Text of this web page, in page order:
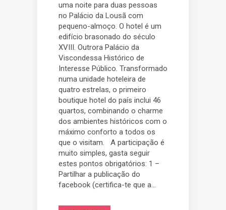
uma noite para duas pessoas
no Palácio da Lousã com
pequeno-almoço. O hotel é um
edifício brasonado do século
XVIII. Outrora Palácio da
Viscondessa Histórico de
Interesse Público. Transformado
numa unidade hoteleira de
quatro estrelas, o primeiro
boutique hotel do país inclui 46
quartos, combinando o charme
dos ambientes históricos com o
máximo conforto a todos os
que o visitam. A participação é
muito simples, gasta seguir
estes pontos obrigatórios: 1 –
Partilhar a publicação do
facebook (certifica-te que a...